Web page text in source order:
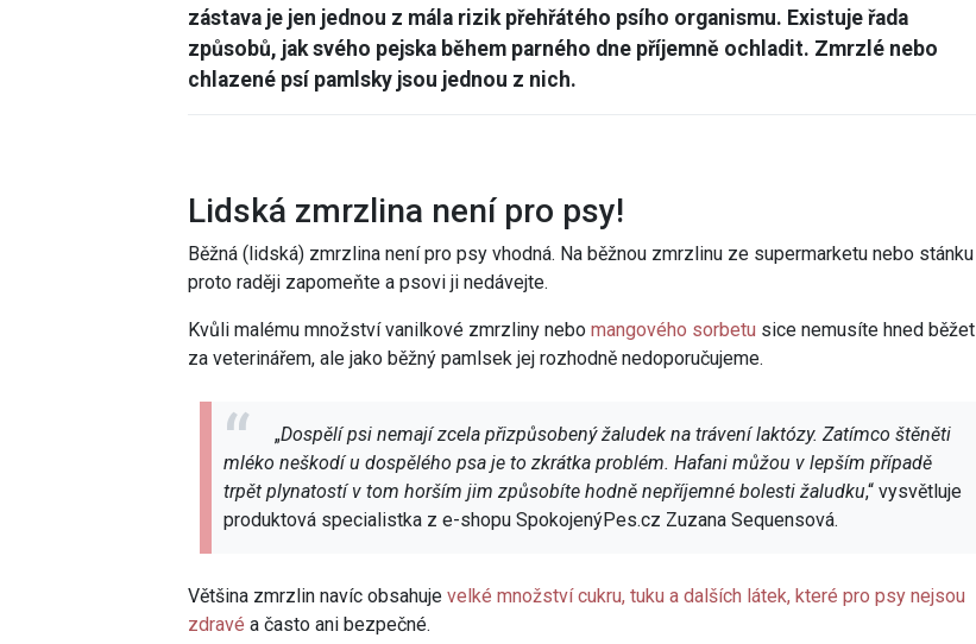
zástava je jen jednou z mála rizik přehřátého psího organismu. Existuje řada
způsobů, jak svého pejska během parného dne příjemně ochladit. Zmrzlé nebo
chlazené psí pamlsky jsou jednou z nich.
Lidská zmrzlina není pro psy!
Běžná (lidská) zmrzlina není pro psy vhodná. Na běžnou zmrzlinu ze supermarketu nebo stánku
proto raději zapomeňte a psovi ji nedávejte.
Kvůli malému množství vanilkové zmrzliny nebo mangového sorbetu sice nemusíte hned běžet
za veterinářem, ale jako běžný pamlsek jej rozhodně nedoporučujeme.
„Dospělí psi nemají zcela přizpůsobený žaludek na trávení laktózy. Zatímco štěněti
mléko neškodí u dospělého psa je to zkrátka problém. Hafani můžou v lepším případě
trpět plynatostí v tom horším jim způsobíte hodně nepříjemné bolesti žaludku,“ vysvětluje
produktová specialistka z e-shopu SpokojenýPes.cz Zuzana Sequensová.
Většina zmrzlin navíc obsahuje velké množství cukru, tuku a dalších látek, které pro psy nejsou
zdravé a často ani bezpečné.